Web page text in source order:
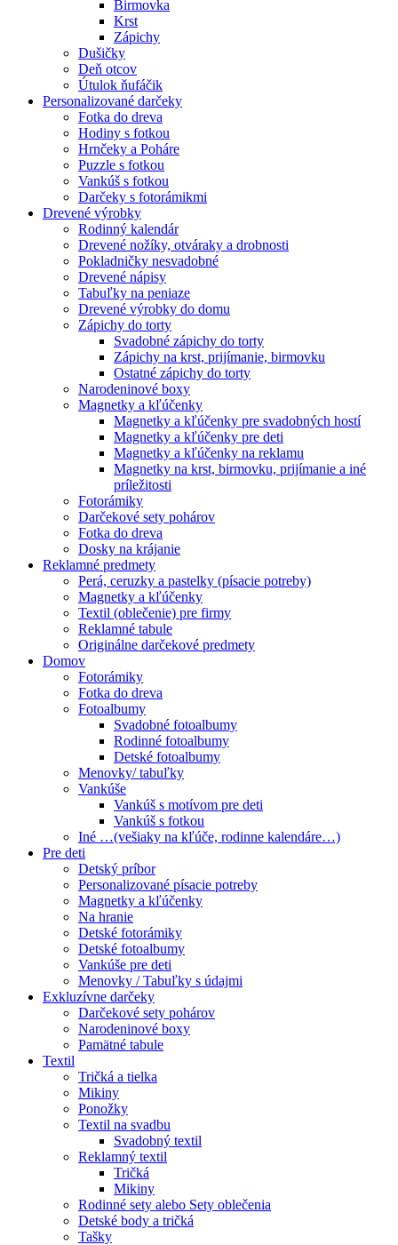
Birmovka
Krst
Zápichy
Dušičky
Deň otcov
Útulok ňufáčik
Personalizované darčeky
Fotka do dreva
Hodiny s fotkou
Hrnčeky a Poháre
Puzzle s fotkou
Vankúš s fotkou
Darčeky s fotorámikmi
Drevené výrobky
Rodinný kalendár
Drevené nožíky, otváraky a drobnosti
Pokladničky nesvadobné
Drevené nápisy
Tabuľky na peniaze
Drevené výrobky do domu
Zápichy do torty
Svadobné zápichy do torty
Zápichy na krst, prijímanie, birmovku
Ostatné zápichy do torty
Narodeninové boxy
Magnetky a kľúčenky
Magnetky a kľúčenky pre svadobných hostí
Magnetky a kľúčenky pre deti
Magnetky a kľúčenky na reklamu
Magnetky na krst, birmovku, prijímanie a iné
príležitosti
Fotorámiky
Darčekové sety pohárov
Fotka do dreva
Dosky na krájanie
Reklamné predmety
Perá, ceruzky a pastelky (písacie potreby)
Magnetky a kľúčenky
Textil (oblečenie) pre firmy
Reklamné tabule
Originálne darčekové predmety
Domov
Fotorámiky
Fotka do dreva
Fotoalbumy
Svadobné fotoalbumy
Rodinné fotoalbumy
Detské fotoalbumy
Menovky/ tabuľky
Vankúše
Vankúš s motívom pre deti
Vankúš s fotkou
Iné …(vešiaky na kľúče, rodinne kalendáre…)
Pre deti
Detský príbor
Personalizované písacie potreby
Magnetky a kľúčenky
Na hranie
Detské fotorámiky
Detské fotoalbumy
Vankúše pre deti
Menovky / Tabuľky s údajmi
Exkluzívne darčeky
Darčekové sety pohárov
Narodeninové boxy
Pamätné tabule
Textil
Tričká a tielka
Mikiny
Ponožky
Textil na svadbu
Svadobný textil
Reklamný textil
Tričká
Mikiny
Rodinné sety alebo Sety oblečenia
Detské body a tričká
Tašky